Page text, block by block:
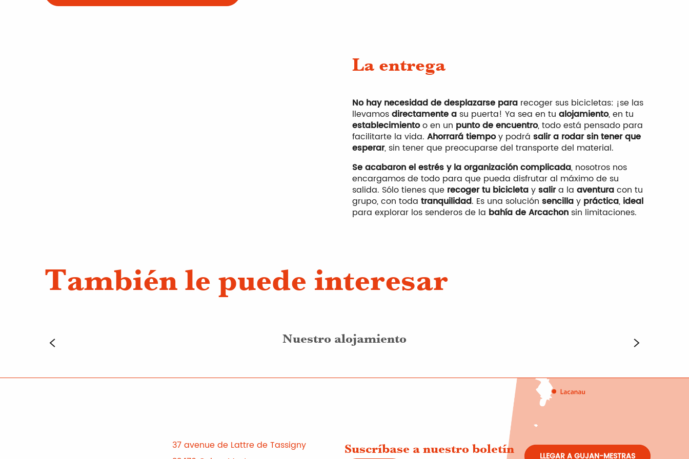
La entrega
No hay necesidad de desplazarse para recoger sus bicicletas: ¡se las
llevamosdirectamente a su puerta! Ya sea en tu alojamiento, en tu
establecimientoo en un punto de encuentro, todo está pensado para
facilitarte la vida. Ahorrará tiempoy podrá salir a rodar sin tener que
esperar, sin tener que preocuparse del transporte del material.
Se acabaron el estrés y la organización complicada, nosotros nos
encargamos de todo para que pueda disfrutar al máximo de su
salida. Sólo tienes que recoger tu bicicletaysalira la aventuracon tu
grupo, con toda tranquilidad. Es una solución sencillay práctica, ideal
para explorar los senderos de la bahía de Arcachon sin limitaciones.
También le puede interesar
Nuestro alojamiento
37 avenue de Lattre de Tassigny
Suscríbase a nuestro boletín
LLEGAR A GUJAN-MESTRAS